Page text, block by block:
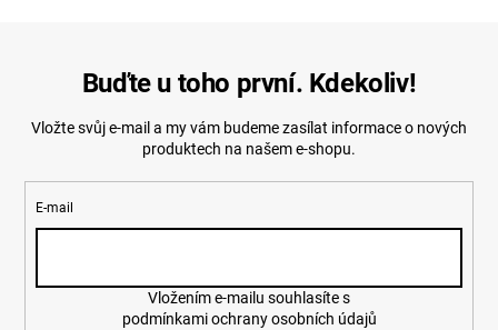
Buďte u toho první. Kdekoliv!
Vložte svůj e-mail a my vám budeme zasílat informace o nových
produktech na našem e-shopu.
E-mail
podmínkami ochrany osobních údajů